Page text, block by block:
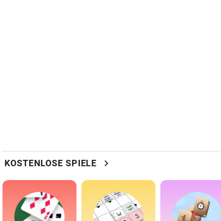
KOSTENLOSE SPIELE chevron_right